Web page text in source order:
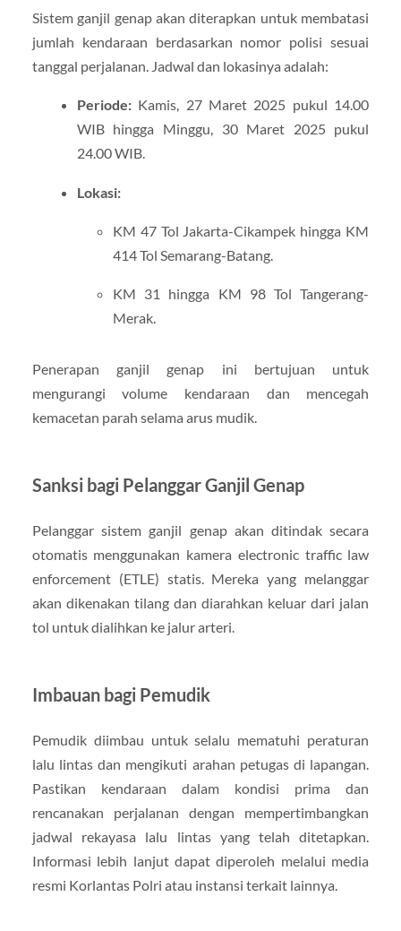
Sistem ganjil genap akan diterapkan untuk membatasi
jumlah kendaraan berdasarkan nomor polisi sesuai
tanggal perjalanan. Jadwal dan lokasinya adalah:
Periode:Kamis, 27 Maret 2025 pukul 14.00
WIB hingga Minggu, 30 Maret 2025 pukul
24.00 WIB.
Lokasi:
KM 47 Tol Jakarta-Cikampek hingga KM
414 Tol Semarang-Batang.
KM 31 hingga KM 98 Tol Tangerang-
Merak.
Penerapan ganjil genap ini bertujuan untuk
mengurangi volume kendaraan dan mencegah
kemacetan parah selama arus mudik.
Sanksi bagi Pelanggar Ganjil Genap
Pelanggar sistem ganjil genap akan ditindak secara
otomatis menggunakan kamera electronic traffic law
enforcement (ETLE) statis. Mereka yang melanggar
akan dikenakan tilang dan diarahkan keluar dari jalan
tol untuk dialihkan ke jalur arteri.
Imbauan bagi Pemudik
Pemudik diimbau untuk selalu mematuhi peraturan
lalu lintas dan mengikuti arahan petugas di lapangan.
Pastikan kendaraan dalam kondisi prima dan
rencanakan perjalanan dengan mempertimbangkan
jadwal rekayasa lalu lintas yang telah ditetapkan.
Informasi lebih lanjut dapat diperoleh melalui media
resmi Korlantas Polri atau instansi terkait lainnya.